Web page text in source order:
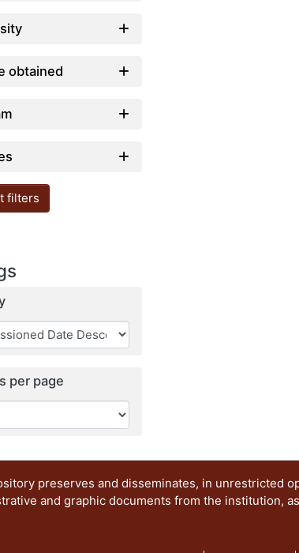
obtained
filters
per page
preserves and disseminates, in unrestricted
and graphic documents from the institution,